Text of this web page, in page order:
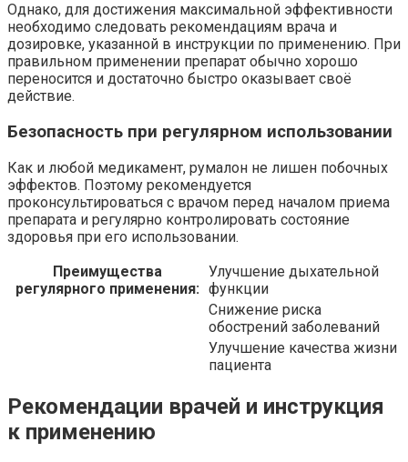
Однако, для достижения максимальной эффективности
необходимо следовать рекомендациям врача и
дозировке, указанной в инструкции по применению. При
правильном применении препарат обычно хорошо
переносится и достаточно быстро оказывает своё
действие.
Безопасность при регулярном использовании
Как и любой медикамент, румалон не лишен побочных
эффектов. Поэтому рекомендуется
проконсультироваться с врачом перед началом приема
препарата и регулярно контролировать состояние
здоровья при его использовании.
Преимущества
регулярного применения:
Улучшение дыхательной
функции
Снижение риска
обострений заболеваний
Улучшение качества жизни
пациента
Рекомендации врачей и инструкция
к применению